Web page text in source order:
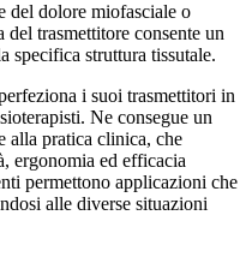
del dolore miofasciale o
trasmettitore consente un
specifica struttura tissutale.
i suoi trasmettitori in
Ne consegue un
alla pratica clinica, che
ergonomia ed efficacia
permettono applicazioni che
alle diverse situazioni